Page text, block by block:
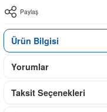
Paylaş
Ürün Bilgisi
Yorumlar
Taksit Seçenekleri